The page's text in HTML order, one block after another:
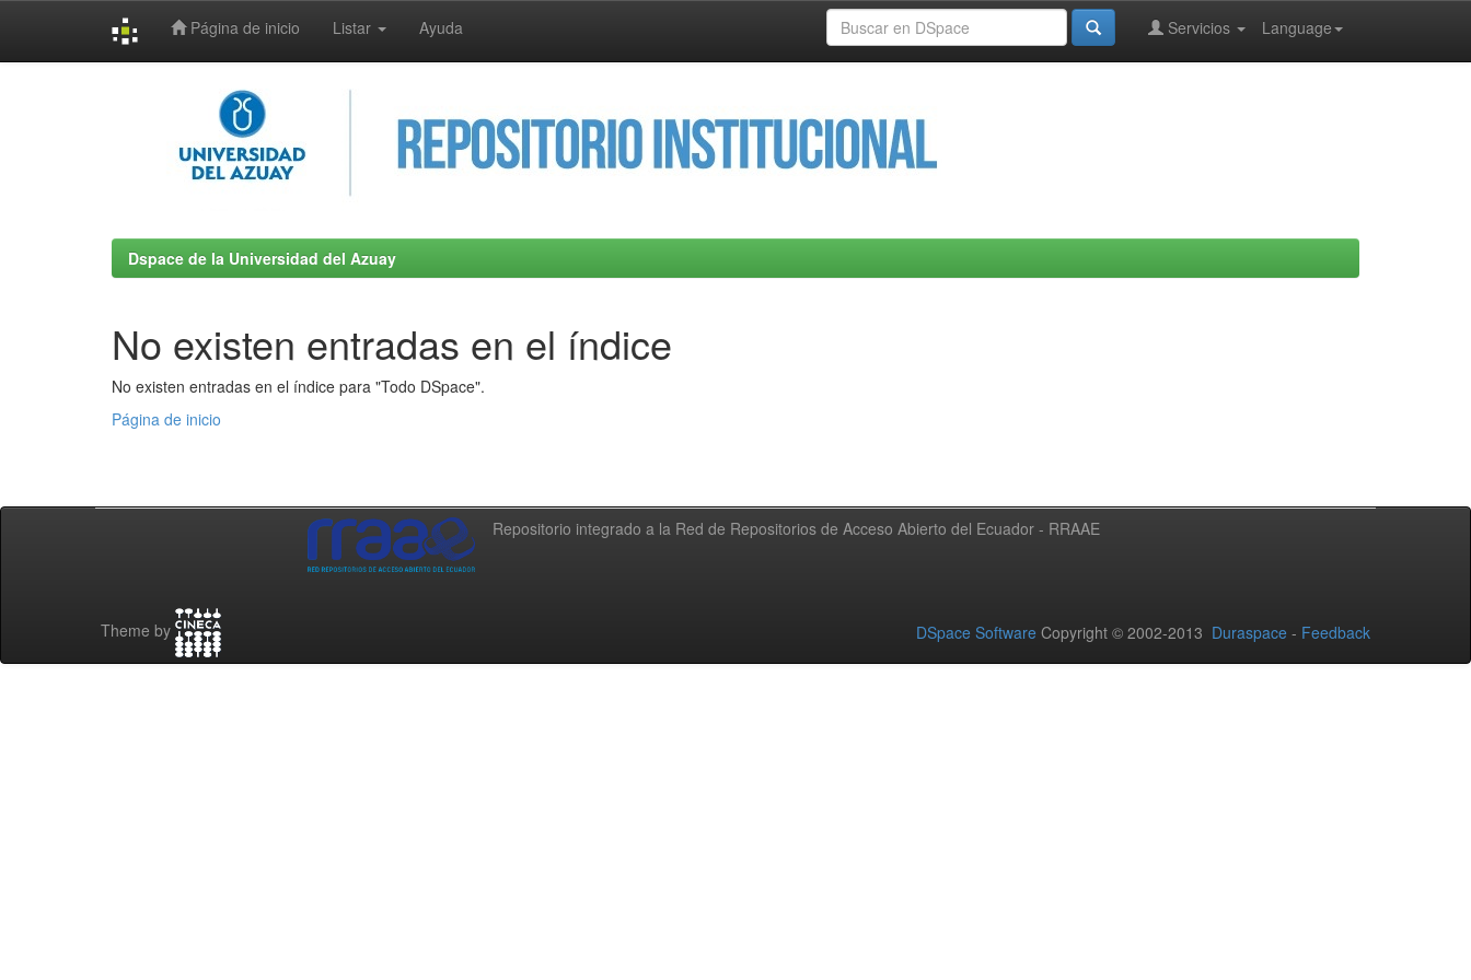
Página de inicio Listar Ayuda Language
Servicios
Dspace de la Universidad del Azuay
No existen entradas en el índice
No existen entradas en el índice para "Todo DSpace".
Página de inicio
Repositorio integrado a la Red de Repositorios de Acceso Abierto del Ecuador - RRAAE
Theme by DSpace Software Copyright © 2002-2013 Duraspace - Feedback